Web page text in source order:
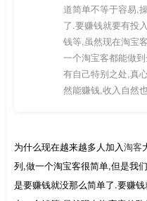
道简单不等于容易,
了.要赚钱就要有投
钱等,虽然现在淘宝
一个淘宝客都能做
有自己特别之处,真
然能赚钱,收入自然
为什么现在越来越多人加入淘客
列,做一个淘宝客很简单,但是我
是要赚钱就没那么简单了.要赚